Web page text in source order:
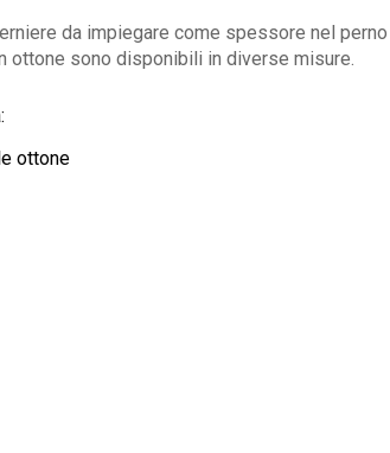
da impiegare come spessore nel
ottone sono disponibili in diverse misure.
ottone